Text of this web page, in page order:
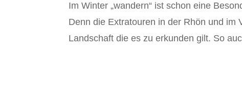
Im Winter „wandern“ ist schon eine
Denn die Extratouren in der Rhön und im
Landschaft die es zu erkunden gilt. So